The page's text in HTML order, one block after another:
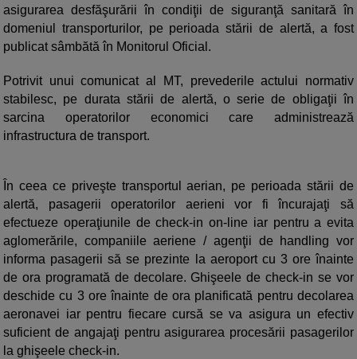
asigurarea desfăşurării în condiţii de siguranţă sanitară în
domeniul transporturilor, pe perioada stării de alertă, a fost
publicat sâmbătă în Monitorul Oficial.
Potrivit unui comunicat al MT, prevederile actului normativ
stabilesc, pe durata stării de alertă, o serie de obligaţii în
sarcina operatorilor economici care administrează
infrastructura de transport.
În ceea ce priveşte transportul aerian, pe perioada stării de
alertă, pasagerii operatorilor aerieni vor fi încurajaţi să
efectueze operaţiunile de check-in on-line iar pentru a evita
aglomerările, companiile aeriene / agenţii de handling vor
informa pasagerii să se prezinte la aeroport cu 3 ore înainte
de ora programată de decolare. Ghişeele de check-in se vor
deschide cu 3 ore înainte de ora planificată pentru decolarea
aeronavei iar pentru fiecare cursă se va asigura un efectiv
suficient de angajaţi pentru asigurarea procesării pasagerilor
la ghişeele check-in.